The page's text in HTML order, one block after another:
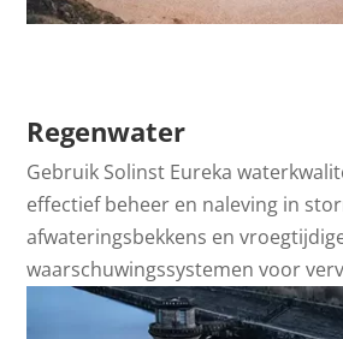
Regenwater
Gebruik Solinst Eureka
effectief beheer en naleving in
afwateringsbekkens en
waarschuwingssystemen voor